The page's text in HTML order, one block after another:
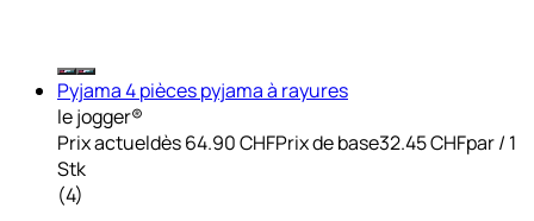
Pyjama 4 pièces pyjama à rayures
le jogger®
Prix actueldès64.90 CHFPrix de base32.45 CHFpar/ 1
Stk
(4)